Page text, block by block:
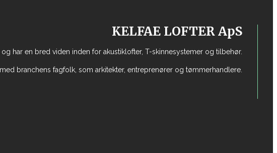
KELFAE LOFTER ApS
har en bred viden inden for akustiklofter, T-skinnesystemer og tilbehør.
branchens fagfolk, som arkitekter, entreprenører og tømmerhandlere.